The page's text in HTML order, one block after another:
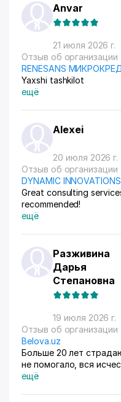
Anvar
21 июля 2026 г.
Отзыв об организации
RENESANS
Yaxshi tashkilot
ещё
Alexei
20 июля 2026 г.
Отзыв об организации
DYNAMIC INNOVATIONS
Great consulting
recommended!
ещё
Разживина
Дарья
Степановна
19 июля 2026 г.
Отзыв об организации
Belova.uz
Больше 20 лет
не помогало, вся
Владимировны 90%
ещё